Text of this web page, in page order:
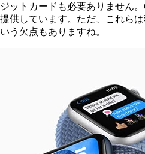
ジットカードも必要ありません
提供しています。ただ、これら
いう欠点もありますね。